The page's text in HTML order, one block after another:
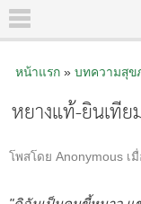
หน้าแรก» บทความสุข
หยางแท้-ยินเที
โพสโดย Anonymous เ